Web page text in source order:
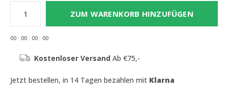
ZUM WARENKORB HINZUFÜGEN
00 : 00 : 00 : 00
Kostenloser Versand Ab €75,-
Jetzt bestellen, in 14 Tagen bezahlen mit Klarna